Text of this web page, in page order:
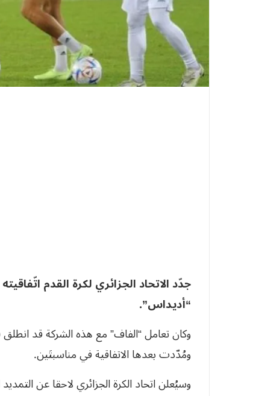
جدّد الاتحاد الجزائري لكرة القدم
“أديداس”.
ومُدّدت بعدها الاتفاقية في مناسبتَين.
وسيُعلن اتحاد الكرة الجزائري لاحقا عن